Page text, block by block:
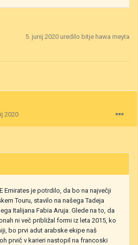
5. junij 2020 uredilo bitje hawa meyta
2020
Emirates je potrdilo, da bo na največji
Touru, stavilo na našega Tadeja
Italijana Fabia Aruja. Glede na to, da
ni več približal formi iz leta 2015, ko
bo prvi adut arabske ekipe naš
prvič v karieri nastopil na francoski